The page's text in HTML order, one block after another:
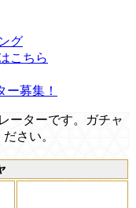
グ
こちら
募集！
ーターです。ガチャ
さい。